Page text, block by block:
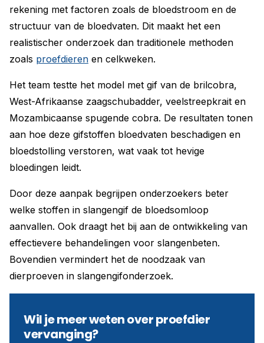
rekening met factoren zoals de bloedstroom en de
structuur van de bloedvaten. Dit maakt het een
realistischer onderzoek dan traditionele methoden
zoals proefdieren en celkweken.
Het team testte het model met gif van de brilcobra,
West-Afrikaanse zaagschubadder, veelstreepkrait en
Mozambicaanse spugende cobra. De resultaten tonen
aan hoe deze gifstoffen bloedvaten beschadigen en
bloedstolling verstoren, wat vaak tot hevige
bloedingen leidt.
Door deze aanpak begrijpen onderzoekers beter
welke stoffen in slangengif de bloedsomloop
aanvallen. Ook draagt het bij aan de ontwikkeling van
effectievere behandelingen voor slangenbeten.
Bovendien vermindert het de noodzaak van
dierproeven in slangengifonderzoek.
Wil je meer weten over proefdier
vervanging?